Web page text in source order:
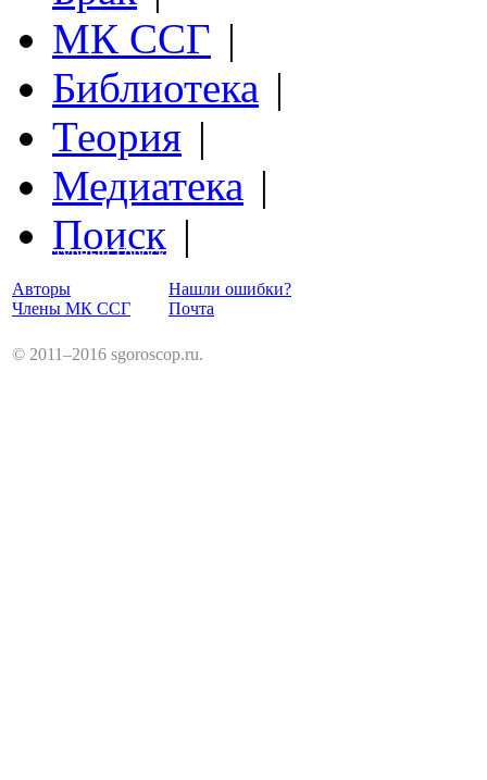
МК ССГ |
Библиотека |
Теория |
Медиатека |
Поиск |
Структурный Гороскоп
Авторы
Члены МК ССГ
Нашли ошибки?
Почта
© 2011–2016 sgoroscop.ru.